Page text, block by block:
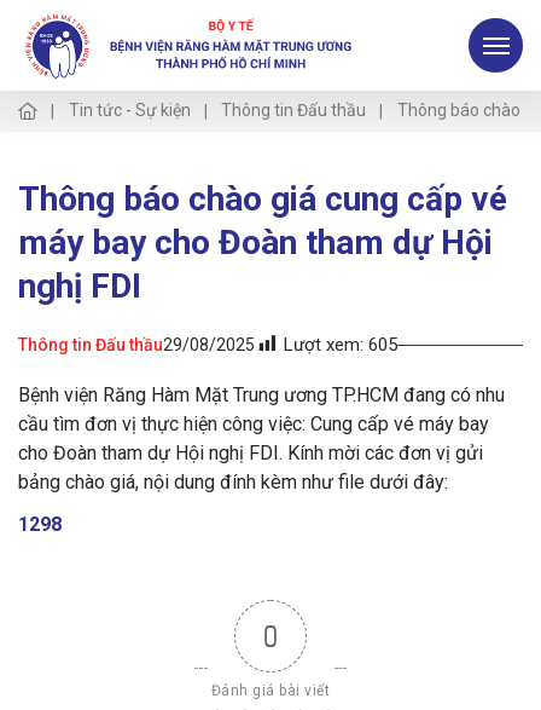
Tin tức - Sự kiện Thông tin Đấu thầu Thông báo chào
Thông báo chào giá cung cấp vé
máy bay cho Đoàn tham dự Hội
nghị FDI
Thông tin Đấu thầu29/08/2025 Lượt xem: 605
Bệnh viện Răng Hàm Mặt Trung ương TP.HCM đang có nhu
cầu tìm đơn vị thực hiện công việc: Cung cấp vé máy bay
cho Đoàn tham dự Hội nghị FDI. Kính mời các đơn vị gửi
bảng chào giá, nội dung đính kèm như file dưới đây:
1298
0
Đánh giá bài viết